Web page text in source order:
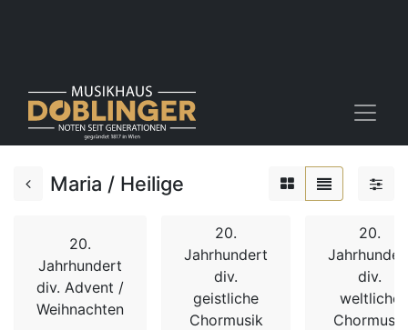
Maria / Heilige
20.
Jahrhundert
div. Advent /
Weihnachten
20.
Jahrhundert
div.
geistliche
Chormusik
20.
div.
weltliche
Chormusik